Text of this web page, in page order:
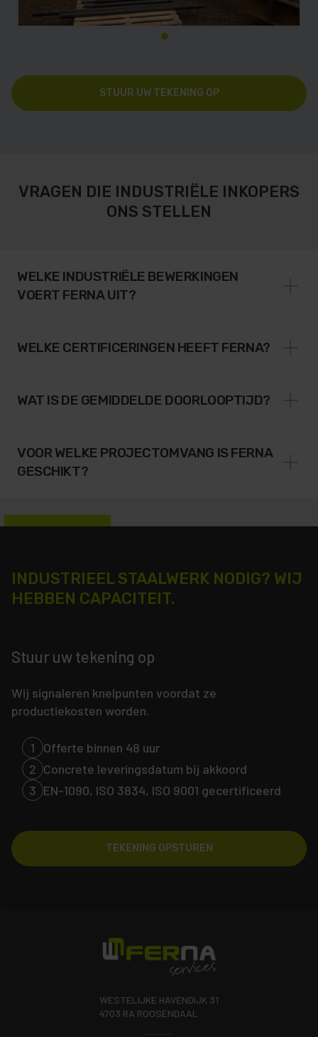
STUUR UW TEKENING OP
VRAGEN DIE INDUSTRIËLE INKOPERS
ONS STELLEN
WELKE INDUSTRIËLE BEWERKINGEN
VOERT FERNA UIT?
WELKE CERTIFICERINGEN HEEFT FERNA?
WAT IS DE GEMIDDELDE DOORLOOPTIJD?
VOOR WELKE PROJECTOMVANG IS FERNA
GESCHIKT?
INDUSTRIEEL STAALWERK NODIG? WIJ
HEBBEN CAPACITEIT.
Stuur uw tekening op
Wij signaleren knelpunten voordat ze
productiekosten worden.
1
Offerte binnen 48 uur
2 Concrete leveringsdatum bij akkoord
3 EN-1090, ISO 3834, ISO 9001 gecertificeerd
TEKENING OPSTUREN
WESTELIJKE HAVENDIJK 31
4703 RA ROOSENDAAL